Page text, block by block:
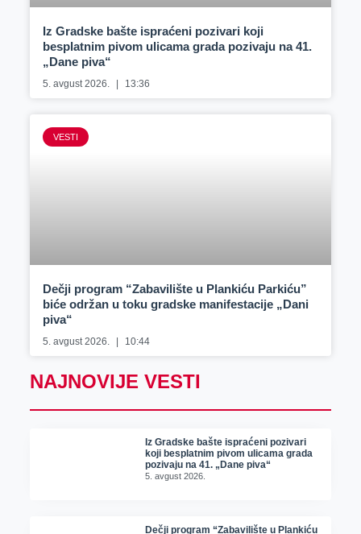
Iz Gradske bašte ispraćeni pozivari koji
besplatnim pivom ulicama grada pozivaju na 41.
„Dane piva“
5. avgust 2026. 13:36
VESTI
Dečji program “Zabavilište u Plankiću Parkiću”
biće održan u toku gradske manifestacije „Dani
piva“
5. avgust 2026. 10:44
NAJNOVIJE VESTI
Iz Gradske bašte ispraćeni pozivari
koji besplatnim pivom ulicama grada
pozivaju na 41. „Dane piva“
5. avgust 2026.
Dečji program “Zabavilište u Plankiću